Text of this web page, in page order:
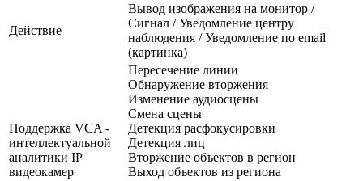
Действие
Вывод изображения на монитор /
Сигнал / Уведомление центру
наблюдения / Уведомление по email
(картинка)
Поддержка VCA -
интеллектуальной
аналитики IP
видеокамер
Пересечение линии
Обнаружение вторжения
Изменение аудиосцены
Смена сцены
Детекция расфокусировки
Детекция лиц
Вторжение объектов в регион
Выход объектов из региона